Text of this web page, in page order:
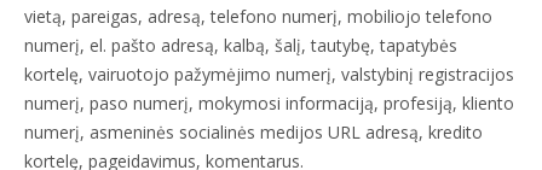
vietą, pareigas, adresą, telefono numerį, mobiliojo telefono
numerį, el. pašto adresą, kalbą, šalį, tautybę, tapatybės
kortelę, vairuotojo pažymėjimo numerį, valstybinį registracijos
numerį, paso numerį, mokymosi informaciją, profesiją, kliento
numerį, asmeninės socialinės medijos URL adresą, kredito
kortelę, pageidavimus, komentarus.